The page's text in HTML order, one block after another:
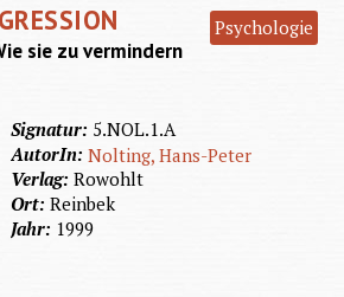
Psychologie
sie zu vermindern
Signatur: 5.NOL.1.A
AutorIn:Nolting, Hans-Peter
Verlag:Rowohlt
Ort:Reinbek
Jahr: 1999